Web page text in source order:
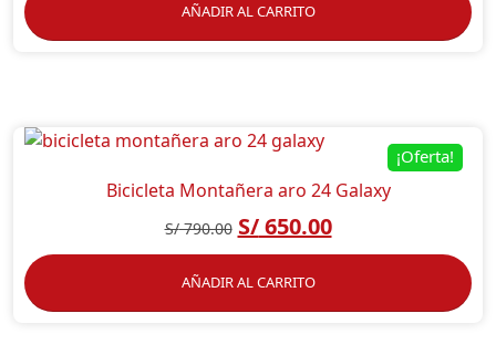
AÑADIR AL CARRITO
¡Oferta!
Bicicleta Montañera aro 24 Galaxy
S/790.00 S/650.00
AÑADIR AL CARRITO